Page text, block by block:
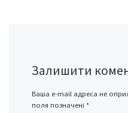
Залишити
Ваша e-mail адреса не
поля позначені *